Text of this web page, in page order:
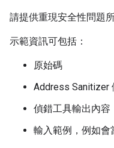
請提供重現安全性問題
示範資訊可包括：
原始碼
Address Sanitizer
偵錯工具輸出內容
輸入範例，例如會